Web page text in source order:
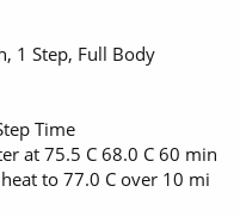
1 Step, Full Body
Time
at 75.5 C 68.0 C 60 min
to 77.0 C over 10 mi